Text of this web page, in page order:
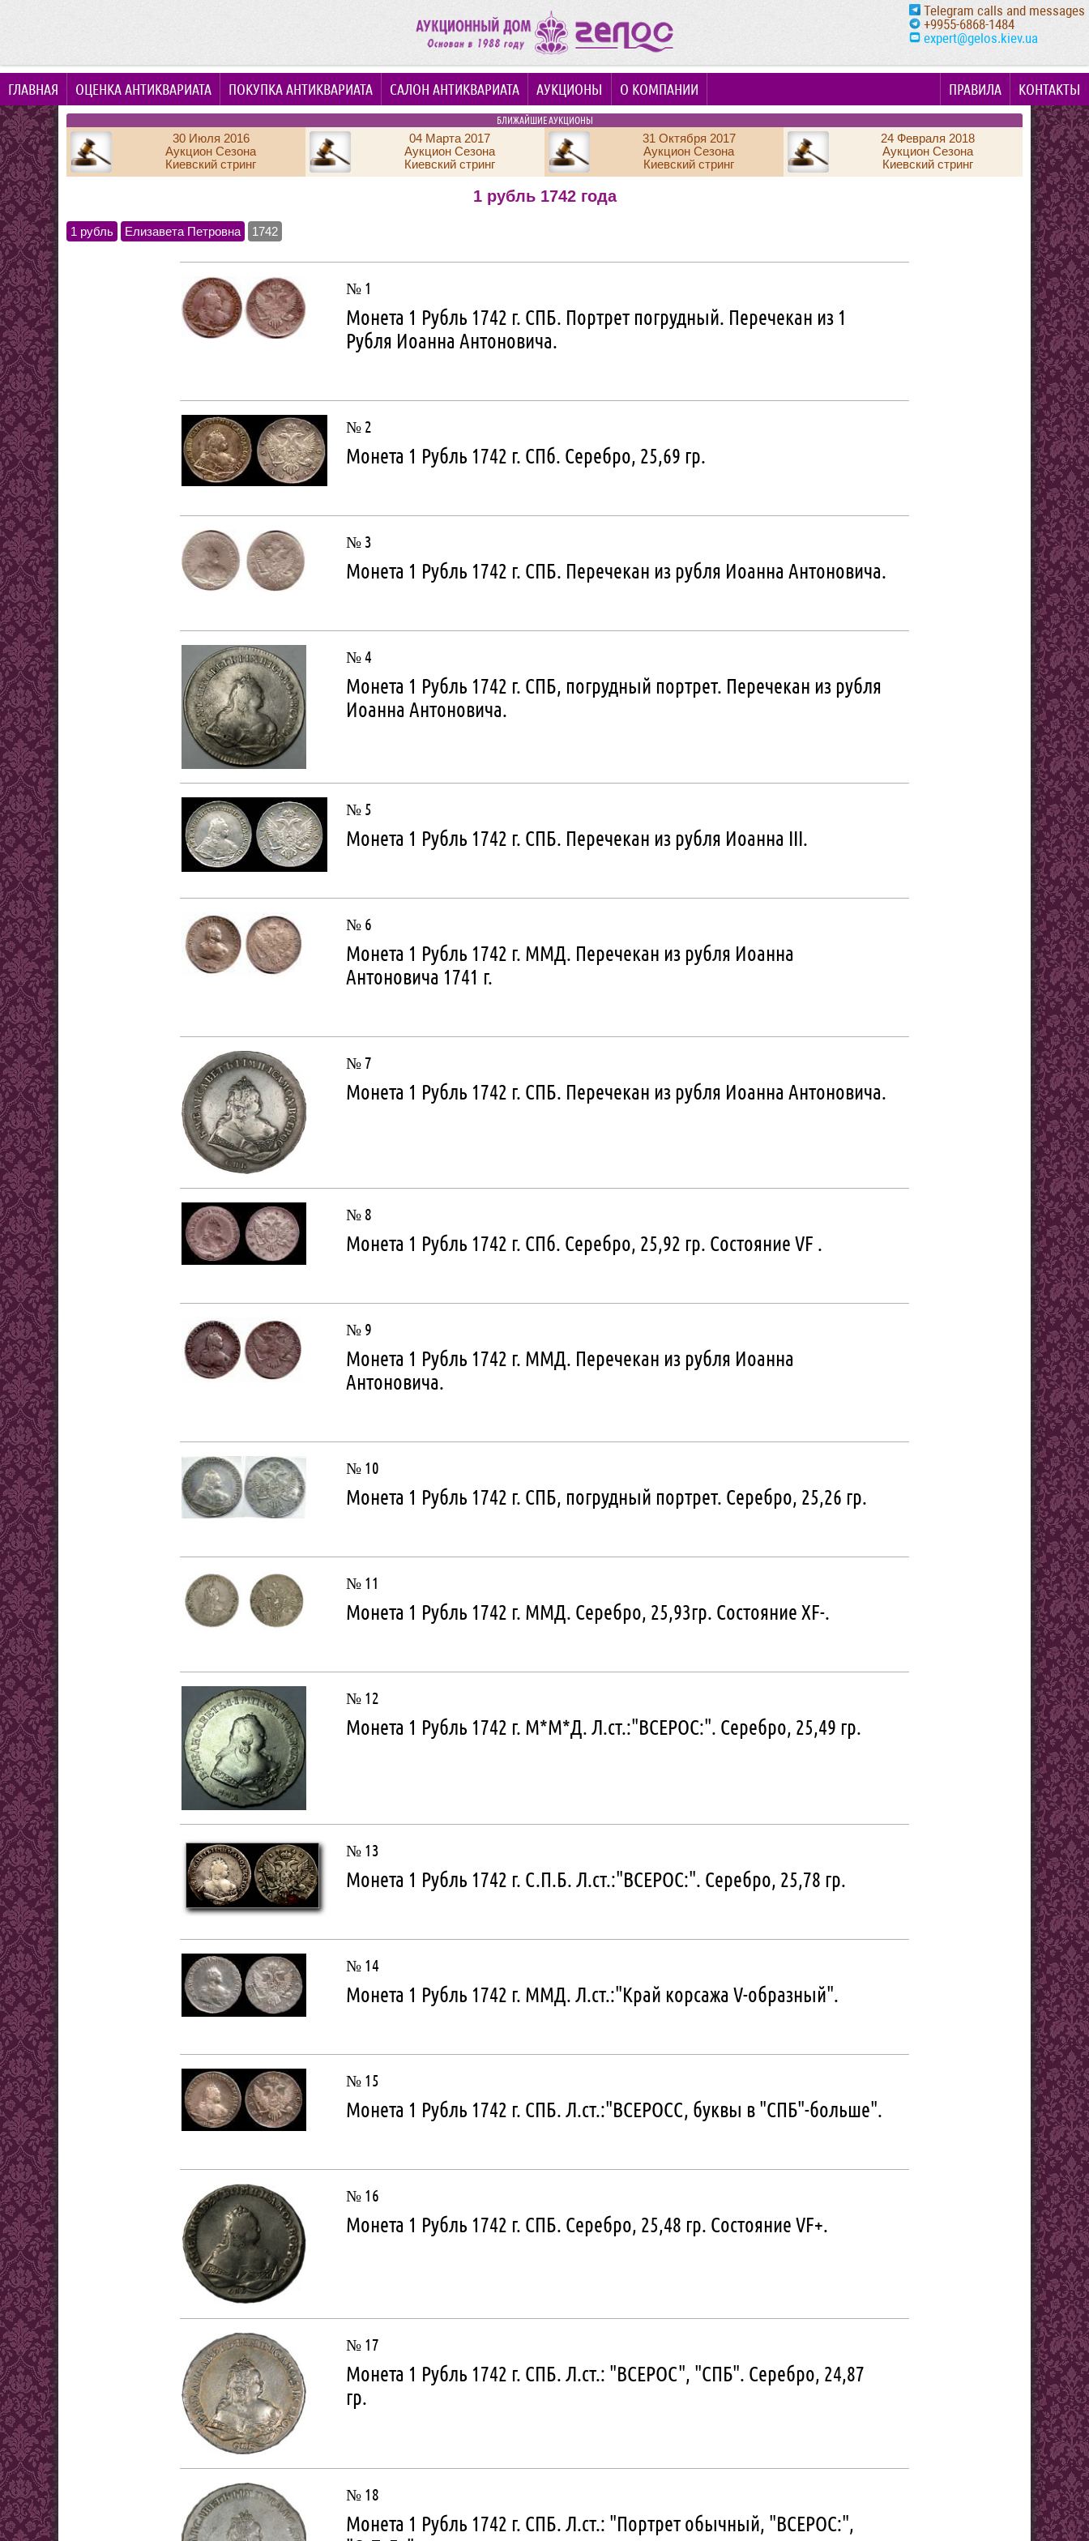
Telegram calls and messages
+9955-6868-1484
expert@gelos.kiev.ua
ГЛАВНАЯ ОЦЕНКА АНТИКВАРИАТА ПОКУПКА АНТИКВАРИАТА САЛОН АНТИКВАРИАТА АУКЦИОНЫ О КОМПАНИИ КОНТАКТЫ
ПРАВИЛА
БЛИЖАЙШИЕ АУКЦИОНЫ
30 Июля 2016
Аукцион Сезона
Киевский стринг
04 Марта 2017
Аукцион Сезона
Киевский стринг
31 Октября 2017
Аукцион Сезона
Киевский стринг
24 Февраля 2018
Аукцион Сезона
Киевский стринг
1 рубль 1742 года
1 рубль Елизавета Петровна 1742
№ 1
Монета 1 Рубль 1742 г. СПБ. Портрет погрудный. Перечекан из 1
Рубля Иоанна Антоновича.
№ 2
Монета 1 Рубль 1742 г. СПб. Серебро, 25,69 гр.
№ 3
Монета 1 Рубль 1742 г. СПБ. Перечекан из рубля Иоанна Антоновича.
№ 4
Монета 1 Рубль 1742 г. СПБ, погрудный портрет. Перечекан из рубля
Иоанна Антоновича.
№ 5
Монета 1 Рубль 1742 г. СПБ. Перечекан из рубля Иоанна III.
№ 6
Монета 1 Рубль 1742 г. ММД. Перечекан из рубля Иоанна
Антоновича 1741 г.
№ 7
Монета 1 Рубль 1742 г. СПБ. Перечекан из рубля Иоанна Антоновича.
№ 8
Монета 1 Рубль 1742 г. СПб. Серебро, 25,92 гр. Состояние VF .
№ 9
Монета 1 Рубль 1742 г. ММД. Перечекан из рубля Иоанна
Антоновича.
№ 10
Монета 1 Рубль 1742 г. СПБ, погрудный портрет. Серебро, 25,26 гр.
№ 11
Монета 1 Рубль 1742 г. ММД. Серебро, 25,93гр. Состояние XF-.
№ 12
Монета 1 Рубль 1742 г. М*М*Д. Л.ст.:"ВСЕРОС:". Серебро, 25,49 гр.
№ 13
Монета 1 Рубль 1742 г. С.П.Б. Л.ст.:"ВСЕРОС:". Серебро, 25,78 гр.
№ 14
Монета 1 Рубль 1742 г. ММД. Л.ст.:"Край корсажа V-образный".
№ 15
Монета 1 Рубль 1742 г. СПБ. Л.ст.:"ВСЕРОСС, буквы в "СПБ"-больше".
№ 16
Монета 1 Рубль 1742 г. СПБ. Серебро, 25,48 гр. Состояние VF+.
№ 17
Монета 1 Рубль 1742 г. СПБ. Л.ст.: "ВСЕРОС", "СПБ". Серебро, 24,87
гр.
№ 18
Монета 1 Рубль 1742 г. СПБ. Л.ст.: "Портрет обычный, "ВСЕРОС:",